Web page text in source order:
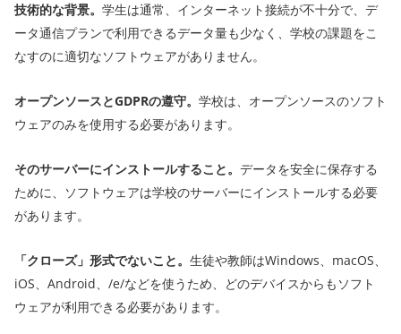
技術的な背景。 学生は通常、インターネット接続が不十分で、デ
ータ通信プランで利用できるデータ量も少なく、学校の課題をこ
なすのに適切なソフトウェアがありません。
オープンソースとGDPRの遵守。 学校は、オープンソースのソフト
ウェアのみを使用する必要があります。
そのサーバーにインストールすること。 データを安全に保存する
ために、ソフトウェアは学校のサーバーにインストールする必要
があります。
「クローズ」形式でないこと。 生徒や教師はWindows、macOS、
iOS、Android、/e/などを使うため、どのデバイスからもソフト
ウェアが利用できる必要があります。